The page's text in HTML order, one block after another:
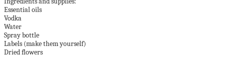
Essential oils
Vodka
Water
Spray bottle
Labels (make them yourself)
Dried flowers